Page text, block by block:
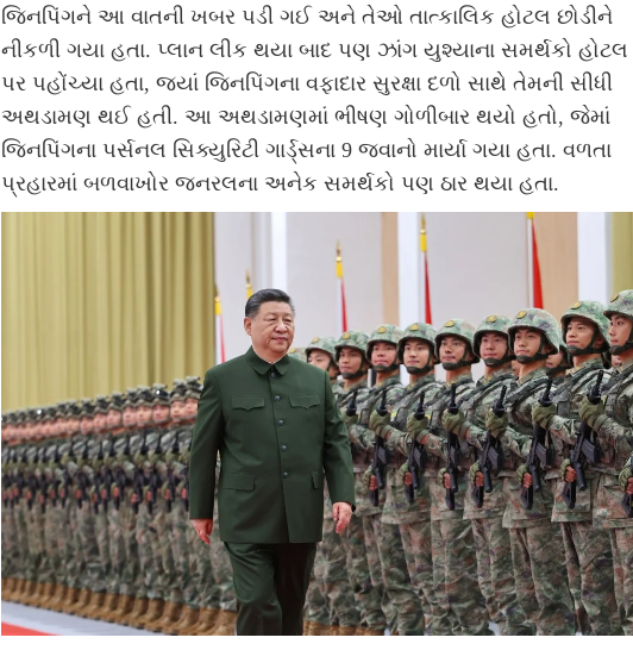
જિનપિંગને આ વાતની ખબર પડી ગઈ અને તેઓ તાત્કાલિક હોટલ છોડીને
નીકળી ગયા હતા. પ્લાન લીક થયા બાદ પણ ઝાંગ યુશ્યાના સમર્થકો હોટલ
પર પહોંચ્યા હતા, જ્યાં જિનપિંગના વફાદાર સુરક્ષા દળો સાથે તેમની સીધી
અથડામણ થઈ હતી. આ અથડામણમાં ભીષણ ગોળીબાર થયો હતો, જેમાં
જિનપિંગના પર્સનલ સિક્યુરિટી ગાર્ડ્સના 9 જવાનો માર્યા ગયા હતા. વળતા
પ્રહારમાં બળવાખોર જનરલના અનેક સમર્થકો પણ ઠાર થયા હતા.